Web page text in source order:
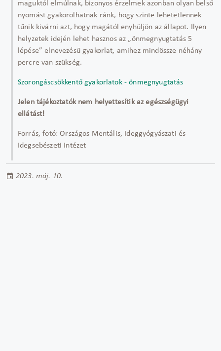
maguktól elmúlnak, bizonyos érzelmek azonban olyan belső
nyomást gyakorolhatnak ránk, hogy szinte lehetetlennek
tűnik kivárni azt, hogy magától enyhüljön az állapot. Ilyen
helyzetek idején lehet hasznos az „önmegnyugtatás 5
lépése” elnevezésű gyakorlat, amihez mindössze néhány
percre van szükség.
Szorongáscsökkentő gyakorlatok - önmegnyugtatás
Jelen tájékoztatók nem helyettesítik az egészségügyi
ellátást!
Forrás, fotó: Országos Mentális, Ideggyógyászati és
Idegsebészeti Intézet
2023. máj. 10.